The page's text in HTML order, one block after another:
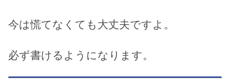
今は慌てなくても大丈夫ですよ。
必ず書けるようになります。